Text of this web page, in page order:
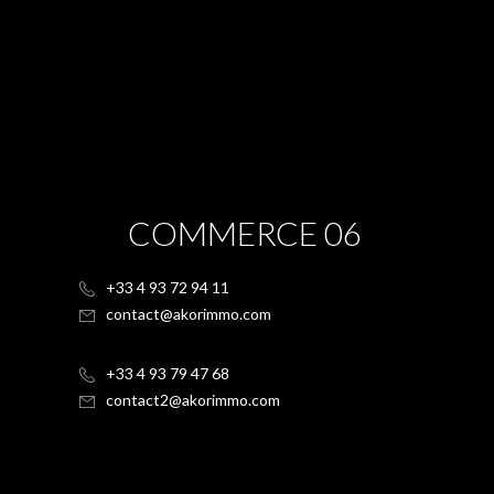
COMMERCE 06
+33 4 93 72 94 11
contact@akorimmo.com
+33 4 93 79 47 68
contact2@akorimmo.com